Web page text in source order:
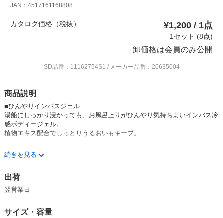
JAN：4517161168808
カタログ価格（税抜） ¥1,200 / 1点
1セット (8点)
卸価格は会員のみ公開
SD品番：11162754S1 / メーカー品番：20635004
商品説明
■ひんやりインバスジェル
湯船にしっかり浸かっても、お風呂上りがひんやり気持ちよいインバス冷
感ボディージェル。
植物エキス配合でしっとりうるおいもキープ。
・保湿成分：ローズマリーエキス、カミツレ花エキス、アロエベラ葉エキ
ス 配合
【香り:ブリーズラベンダー】
続きを見る
出荷
翌営業日
サイズ・容量